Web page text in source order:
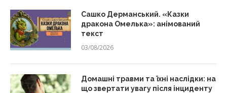
Сашко Дерманський. «Казки
дракона Омелька»: анімований
текст
03/08/2026
Домашні травми та їхні наслідки: на
що звертати увагу після інциденту